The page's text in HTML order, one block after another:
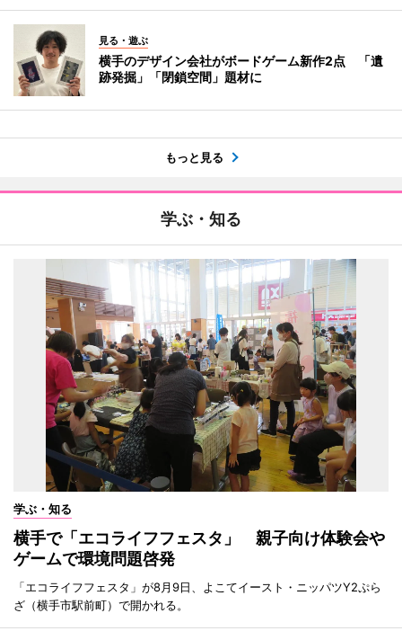
見る・遊ぶ
横手のデザイン会社がボードゲーム新作2点 「遺
跡発掘」「閉鎖空間」題材に
もっと見る
学ぶ・知る
学ぶ・知る
横手で「エコライフフェスタ」 親子向け体験会や
ゲームで環境問題啓発
「エコライフフェスタ」が8月9日、よこてイースト・ニッパツY2ぷら
ざ（横手市駅前町）で開かれる。